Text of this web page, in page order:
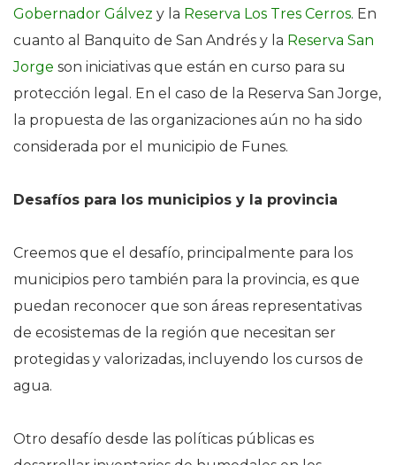
Gobernador Gálvez y la Reserva Los Tres Cerros. En
cuanto al Banquito de San Andrés y la Reserva San
Jorge son iniciativas que están en curso para su
protección legal. En el caso de la Reserva San Jorge,
la propuesta de las organizaciones aún no ha sido
considerada por el municipio de Funes.
Desafíos para los municipios y la provincia
Creemos que el desafío, principalmente para los
municipios pero también para la provincia, es que
puedan reconocer que son áreas representativas
de ecosistemas de la región que necesitan ser
protegidas y valorizadas, incluyendo los cursos de
agua.
Otro desafío desde las políticas públicas es